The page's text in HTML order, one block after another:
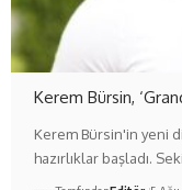
Kerem Bürsin,
Kerem Bürsin'in yeni
hazırlıklar başladı.